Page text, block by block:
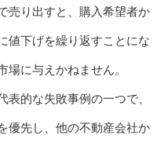
売り出すと、購入希望者か
値下げを繰り返すことにな
場に与えかねません。
表的な失敗事例の一つで、
優先し、他の不動産会社か